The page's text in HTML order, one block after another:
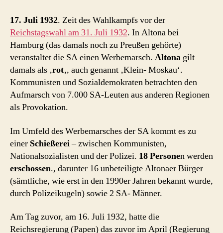
17. Juli 1932. Zeit des Wahlkampfs vor der
Reichstagswahl am 31. Juli 1932. In Altona bei
Hamburg (das damals noch zu Preußen gehörte)
veranstaltet die SA einen Werbemarsch. Altona gilt
damals als ‚rot‚, auch genannt ‚Klein- Moskau‘.
Kommunisten und Sozialdemokraten betrachten den
Aufmarsch von 7.000 SA-Leuten aus anderen Regionen
als Provokation.
Im Umfeld des Werbemarsches der SA kommt es zu
einer Schießerei– zwischen Kommunisten,
Nationalsozialisten und der Polizei. 18 Personen werden
erschossen., darunter 16 unbeteiligte Altonaer Bürger
(sämtliche, wie erst in den 1990er Jahren bekannt wurde,
durch Polizeikugeln) sowie 2 SA- Männer.
Am Tag zuvor, am 16. Juli 1932, hatte die
Reichsregierung (Papen) das zuvor im April (Regierung